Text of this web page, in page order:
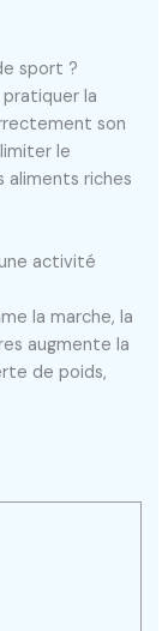
sport ?
la
son
le
aliments riches
activité
la marche, la
augmente la
de poids,